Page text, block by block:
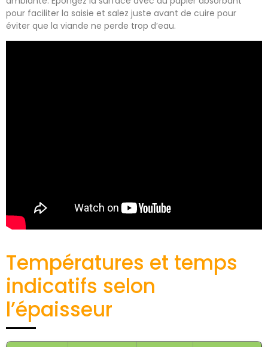
pour faciliter la saisie et salez juste avant de cuire pour
éviter que la viande ne perde trop d’eau.
Températures et temps
indicatifs selon
l’épaisseur